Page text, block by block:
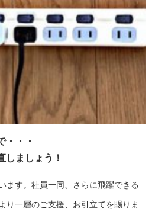
・・・
しましょう！
ます。社員一同、さらに飛躍できる
り一層のご支援、お引立てを賜りま